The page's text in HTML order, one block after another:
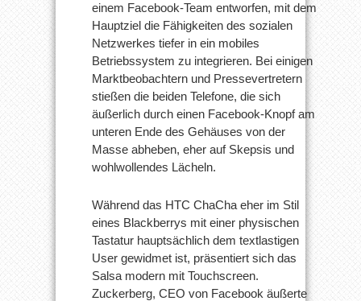
einem Facebook-Team entworfen, mit dem
Hauptziel die Fähigkeiten des sozialen
Netzwerkes tiefer in ein mobiles
Betriebssystem zu integrieren. Bei einigen
Marktbeobachtern und Pressevertretern
stießen die beiden Telefone, die sich
äußerlich durch einen Facebook-Knopf am
unteren Ende des Gehäuses von der
Masse abheben, eher auf Skepsis und
wohlwollendes Lächeln.
Während das HTC ChaCha eher im Stil
eines Blackberrys mit einer physischen
Tastatur hauptsächlich dem textlastigen
User gewidmet ist, präsentiert sich das
Salsa modern mit Touchscreen.
Zuckerberg, CEO von Facebook äußerte